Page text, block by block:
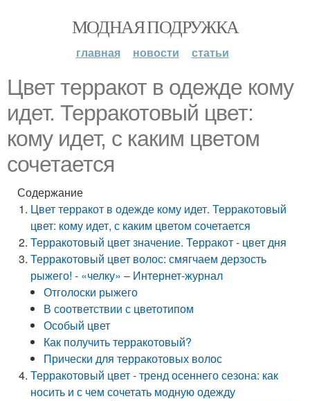
МОДНАЯ ПОДРУЖКА
главная новости статьи
Цвет терракот в одежде кому
идет. Терракотовый цвет:
кому идет, с каким цветом
сочетается
Содержание
Цвет терракот в одежде кому идет. Терракотовый
цвет: кому идет, с каким цветом сочетается
Терракотовый цвет значение. Терракот - цвет дня
Терракотовый цвет волос: смягчаем дерзость
рыжего! - «челку» – Интернет-журнал
Отголоски рыжего
В соответствии с цветотипом
Особый цвет
Как получить терракотовый?
Прически для терракотовых волос
Терракотовый цвет - тренд осеннего сезона: как
носить и с чем сочетать модную одежду